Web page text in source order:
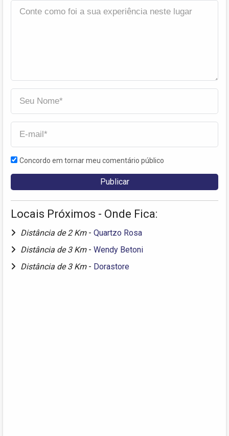
Concordo em tornar meu comentário público
Locais Próximos - Onde Fica:
Distância de 2 Km - Quartzo Rosa
Distância de 3 Km - Wendy Betoni
Distância de 3 Km - Dorastore